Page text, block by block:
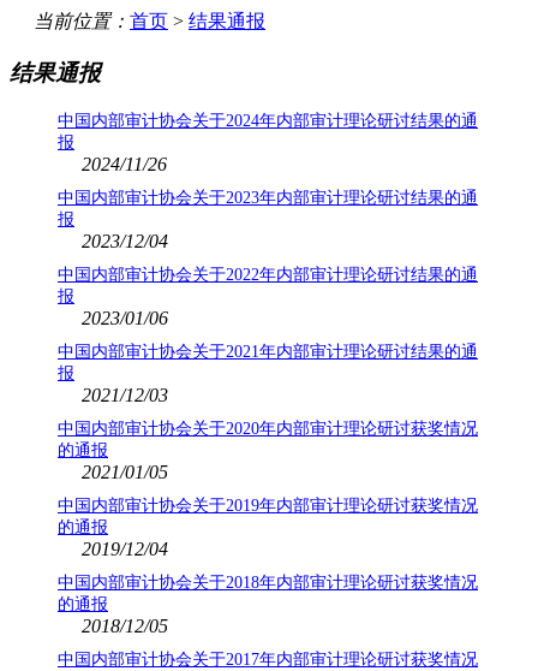
当前位置： 首页 > 结果通报
结果通报
中国内部审计协会关于2024年内部审计理论研讨结果的通
报
2024/11/26
中国内部审计协会关于2023年内部审计理论研讨结果的通
报
2023/12/04
中国内部审计协会关于2022年内部审计理论研讨结果的通
报
2023/01/06
中国内部审计协会关于2021年内部审计理论研讨结果的通
报
2021/12/03
中国内部审计协会关于2020年内部审计理论研讨获奖情况
的通报
2021/01/05
中国内部审计协会关于2019年内部审计理论研讨获奖情况
的通报
2019/12/04
中国内部审计协会关于2018年内部审计理论研讨获奖情况
的通报
2018/12/05
中国内部审计协会关于2017年内部审计理论研讨获奖情况